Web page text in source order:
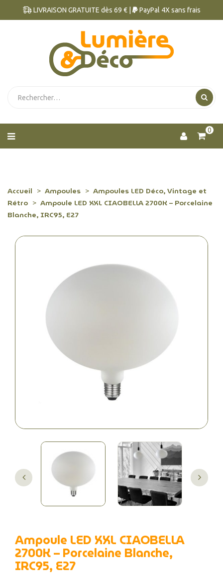
LIVRAISON GRATUITE dès 69 € | PayPal 4X sans frais
0
Accueil Ampoules
Ampoules LED Déco, Vintage et
Rétro
Ampoule LED XXL CIAOBELLA 2700K – Porcelaine
Blanche, IRC95, E27
Ampoule LED XXL CIAOBELLA
2700K – Porcelaine Blanche,
IRC95, E27